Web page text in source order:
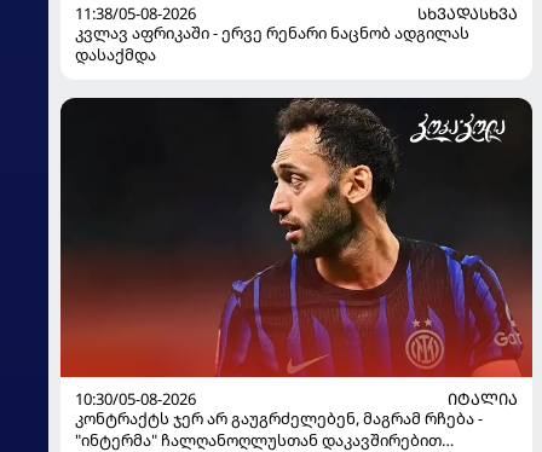
11:38/05-08-2026
ᲡᲮᲕᲐᲓᲐᲡᲮᲕᲐ
კვლავ აფრიკაში - ერვე რენარი ნაცნობ ადგილას
დასაქმდა
10:30/05-08-2026
ᲘᲢᲐᲚᲘᲐ
კონტრაქტს ჯერ არ გაუგრძელებენ, მაგრამ რჩება -
"ინტერმა" ჩალღანოღლუსთან დაკავშირებით